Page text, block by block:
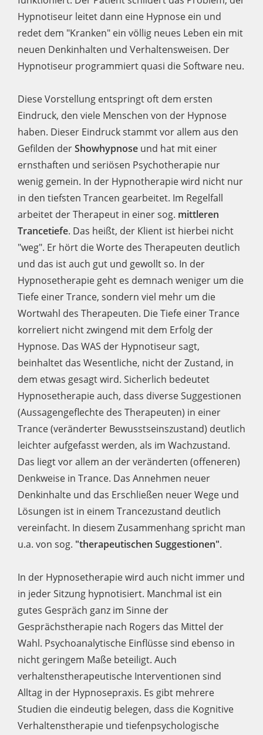
Hypnotiseur leitet dann eine Hypnose ein und
redet dem "Kranken" ein völlig neues Leben ein mit
neuen Denkinhalten und Verhaltensweisen. Der
Hypnotiseur programmiert quasi die Software neu.
Diese Vorstellung entspringt oft dem ersten
Eindruck, den viele Menschen von der Hypnose
haben. Dieser Eindruck stammt vor allem aus den
Gefilden derShowhypnose und hat mit einer
ernsthaften und seriösen Psychotherapie nur
wenig gemein. In der Hypnotherapie wird nicht nur
in den tiefsten Trancen gearbeitet. Im Regelfall
arbeitet der Therapeut in einer sog. mittleren
Trancetiefe. Das heißt, der Klient ist hierbei nicht
"weg". Er hört die Worte des Therapeuten deutlich
und das ist auch gut und gewollt so. In der
Hypnosetherapie geht es demnach weniger um die
Tiefe einer Trance, sondern viel mehr um die
Wortwahl des Therapeuten. Die Tiefe einer Trance
korreliert nicht zwingend mit dem Erfolg der
Hypnose. Das WAS der Hypnotiseur sagt,
beinhaltet das Wesentliche, nicht der Zustand, in
dem etwas gesagt wird. Sicherlich bedeutet
Hypnosetherapie auch, dass diverse Suggestionen
(Aussagengeflechte des Therapeuten) in einer
Trance (veränderter Bewusstseinszustand) deutlich
leichter aufgefasst werden, als im Wachzustand.
Das liegt vor allem an der veränderten (offeneren)
Denkweise in Trance. Das Annehmen neuer
Denkinhalte und das Erschließen neuer Wege und
Lösungen ist in einem Trancezustand deutlich
vereinfacht. In diesem Zusammenhang spricht man
u.a. von sog. "therapeutischen Suggestionen".
In der Hypnosetherapie wird auch nicht immer und
in jeder Sitzung hypnotisiert. Manchmal ist ein
gutes Gespräch ganz im Sinne der
Gesprächstherapie nach Rogers das Mittel der
Wahl. Psychoanalytische Einflüsse sind ebenso in
nicht geringem Maße beteiligt. Auch
verhaltenstherapeutische Interventionen sind
Alltag in der Hypnosepraxis. Es gibt mehrere
Studien die eindeutig belegen, dass die Kognitive
Verhaltenstherapie und tiefenpsychologische